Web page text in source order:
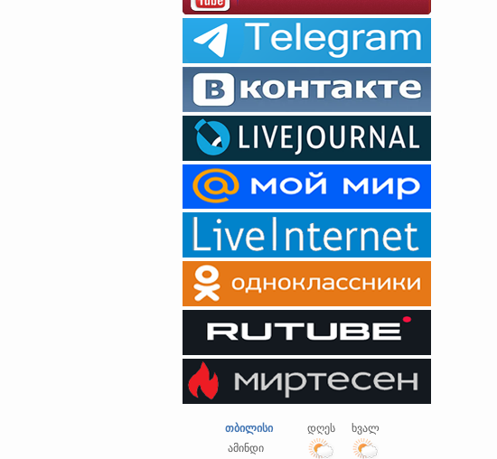
თბილისი დღეს
ხვალ
ამინდი